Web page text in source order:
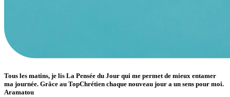
Tous les matins, je lis La Pensée du Jour qui me permet de mieux entamer
ma journée. Grâce au TopChrétien chaque nouveau jour a un sens pour moi.
Aramatou